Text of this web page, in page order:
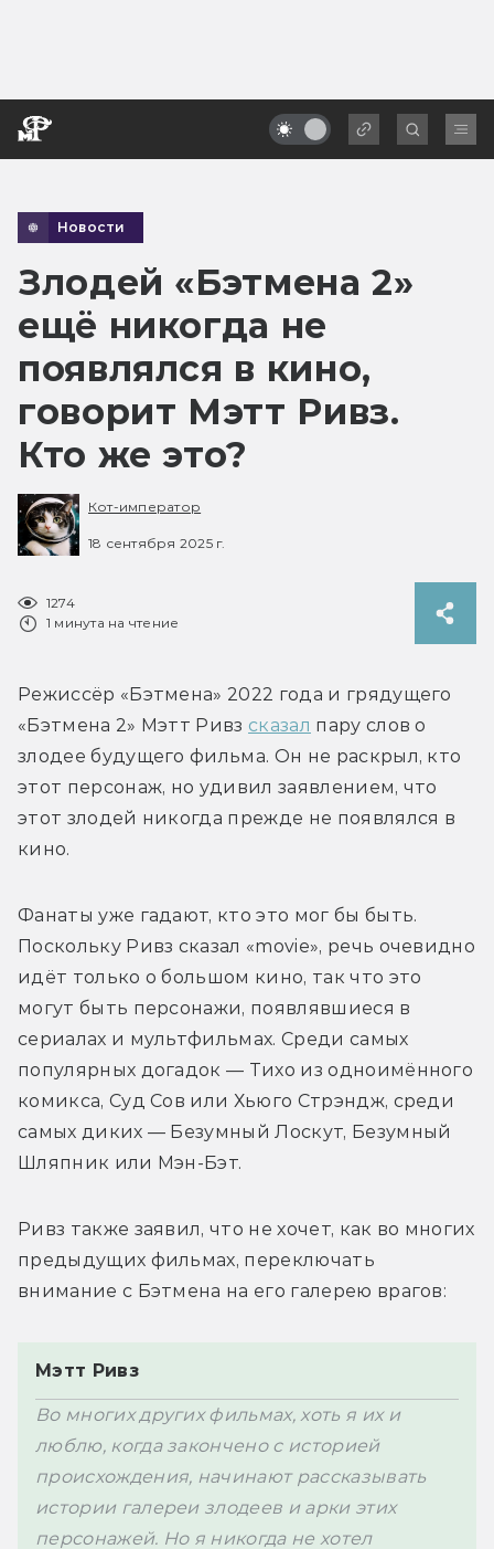
Новости
Злодей «Бэтмена 2»
ещё никогда не
появлялся в кино,
говорит Мэтт Ривз.
Кто же это?
Кот-император
18 сентября 2025 г.
1274
1 минута на чтение
Режиссёр «Бэтмена» 2022 года и грядущего
«Бэтмена 2» Мэтт Ривз сказал пару слов о
злодее будущего фильма. Он не раскрыл, кто
этот персонаж, но удивил заявлением, что
этот злодей никогда прежде не появлялся в
Фанаты уже гадают, кто это мог бы быть.
Поскольку Ривз сказал «movie», речь очевидно
идёт только о большом кино, так что это
могут быть персонажи, появлявшиеся в
сериалах и мультфильмах. Среди самых
популярных догадок — Тихо из одноимённого
комикса, Суд Сов или Хьюго Стрэндж, среди
самых диких — Безумный Лоскут, Безумный
Ривз также заявил, что не хочет, как во многих
предыдущих фильмах, переключать
Мэтт Ривз
Во многих других фильмах, хоть я их и
люблю, когда закончено с историей
происхождения, начинают рассказывать
истории галереи злодеев и арки этих
персонажей. Но я никогда не хотел